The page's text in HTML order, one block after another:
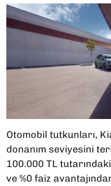
Otomobil tutkunları,
donanım seviyesini
100.000 TL
ve %0 faiz